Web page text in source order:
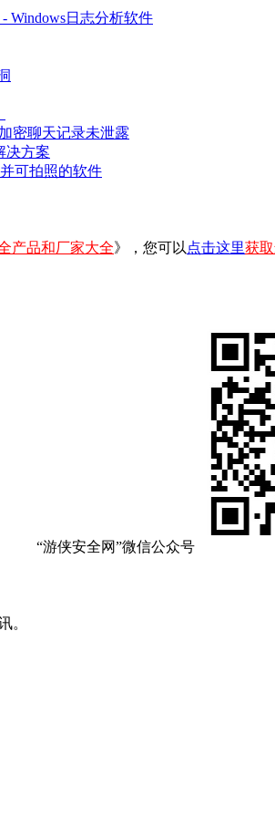
Windows日志分析软件
密聊天记录未泄露
决方案
可拍照的软件
产品和厂家大全》，您可以 点击这里获
“游侠安全网”微信公众号
。